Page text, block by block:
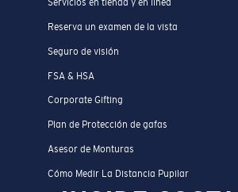
Servicios en tienda y en línea
Reserva un examen de la vista
Seguro de visión
FSA & HSA
Corporate Gifting
Plan de Protección de gafas
Asesor de Monturas
Cómo Medir La Distancia Pupilar